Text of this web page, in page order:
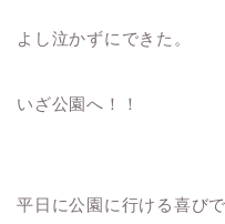
よし泣かずにできた。
いざ公園へ！！
平日に公園に行ける喜び